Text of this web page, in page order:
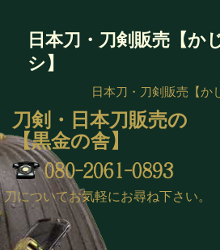
日本刀・刀剣販売【か
シ】
日本刀・刀剣販売【か
刀剣・日本刀販売の
【黒金の舎】
刀についてお気軽にお尋ね下さい。